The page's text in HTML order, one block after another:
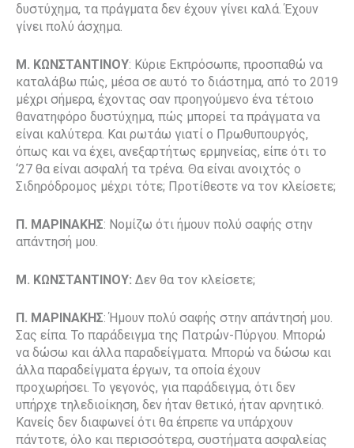
δυστύχημα, τα πράγματα δεν έχουν γίνει καλά. Έχουν
γίνει πολύ άσχημα.
Μ. ΚΩΝΣΤΑΝΤΙΝΟΥ: Κύριε Εκπρόσωπε, προσπαθώ να
καταλάβω πώς, μέσα σε αυτό το διάστημα, από το 2019
μέχρι σήμερα, έχοντας σαν προηγούμενο ένα τέτοιο
θανατηφόρο δυστύχημα, πώς μπορεί τα πράγματα να
είναι καλύτερα. Και ρωτάω γιατί ο Πρωθυπουργός,
όπως και να έχει, ανεξαρτήτως ερμηνείας, είπε ότι το
‘27 θα είναι ασφαλή τα τρένα. Θα είναι ανοιχτός ο
Σιδηρόδρομος μέχρι τότε; Προτίθεστε να τον κλείσετε;
Π. ΜΑΡΙΝΑΚΗΣ: Νομίζω ότι ήμουν πολύ σαφής στην
απάντησή μου.
Μ. ΚΩΝΣΤΑΝΤΙΝΟΥ: Δεν θα τον κλείσετε;
Π. ΜΑΡΙΝΑΚΗΣ: Ήμουν πολύ σαφής στην απάντησή μου.
Σας είπα. Το παράδειγμα της Πατρών-Πύργου. Μπορώ
να δώσω και άλλα παραδείγματα. Μπορώ να δώσω και
άλλα παραδείγματα έργων, τα οποία έχουν
προχωρήσει. Το γεγονός, για παράδειγμα, ότι δεν
υπήρχε τηλεδιοίκηση, δεν ήταν θετικό, ήταν αρνητικό.
Κανείς δεν διαφωνεί ότι θα έπρεπε να υπάρχουν
πάντοτε, όλο και περισσότερα, συστήματα ασφαλείας